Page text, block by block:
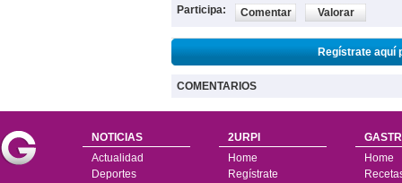
Participa: Comentar Valorar
Regístrate aquí
COMENTARIOS
NOTICIAS
Actualidad
Deportes
2URPI
Home
Regístrate
Home